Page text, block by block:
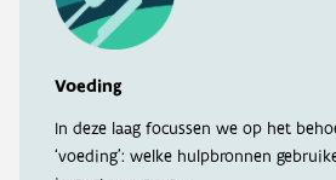
Voeding
In deze laag focussen we op het
‘voeding’: welke hulpbronnen